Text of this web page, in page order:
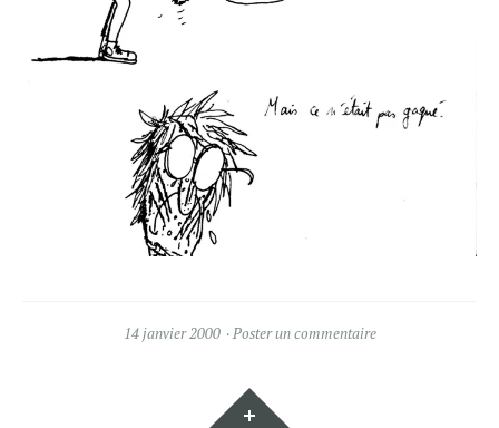
14 janvier 2000 Poster un commentaire
Gadgets